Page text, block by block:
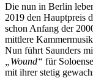
Die nun in Berlin
2019 den Hauptpreis
schon Anfang der
mittlere
Nun führt Saunders
„Wound“ für
mit ihrer stetig